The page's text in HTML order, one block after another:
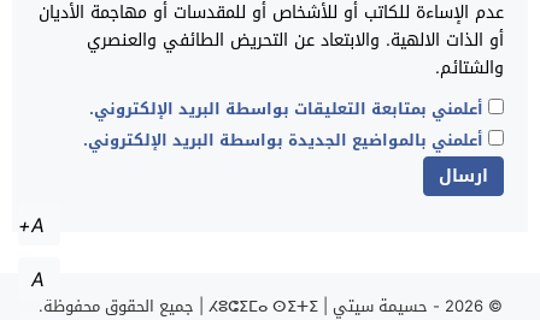
عدم الإساءة للكاتب أو للأشخاص أو للمقدسات أو مهاجمة الأديان
أو الذات الالهية. والابتعاد عن التحريض الطائفي والعنصري
والشتائم.
أعلمني بمتابعة التعليقات بواسطة البريد الإلكتروني.
أعلمني بالمواضيع الجديدة بواسطة البريد الإلكتروني.
© 2026 - حسيمة سيتي | ⵃⵓⵛⵉⵎⴰ ⵙⵉⵜⵉ | جميع الحقوق محفوظة.
A+
A